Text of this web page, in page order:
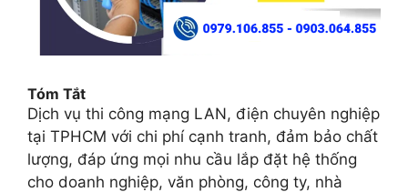
Tóm Tắt
Dịch vụ thi công mạng LAN, điện chuyên nghiệp
tại TPHCM với chi phí cạnh tranh, đảm bảo chất
lượng, đáp ứng mọi nhu cầu lắp đặt hệ thống
cho doanh nghiệp, văn phòng, công ty, nhà